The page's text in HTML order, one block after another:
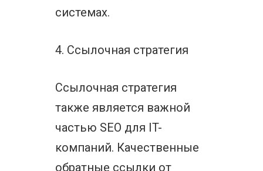
системах.
4. Ссылочная стратегия
Ссылочная стратегия
также является важной
частью SEO для IT-
компаний. Качественные
обратные ссылки от